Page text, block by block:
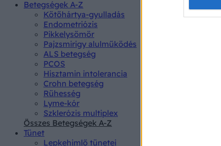
Betegségek A-Z
Kötőhártya-gyulladás
Endometriózis
Pikkelysömör
Pajzsmirigy alulműködés
ALS betegség
PCOS
Hisztamin intolerancia
Crohn betegség
Rühesség
Lyme-kór
Szklerózis multiplex
Összes Betegségek A-Z
Tünet
Lepkehimlő tünetei